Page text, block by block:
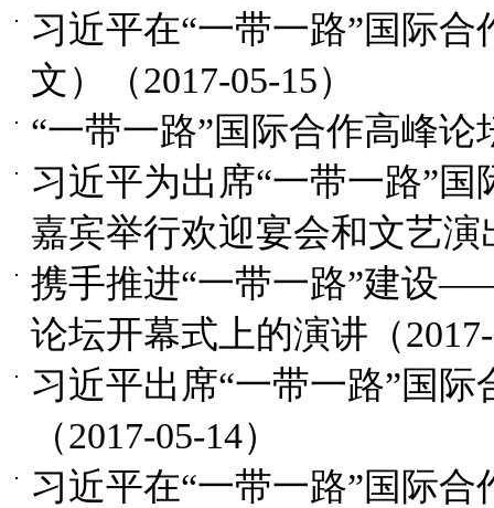
习近平在“一带一路”国际
文）
（2017-05-15）
“一带一路”国际合作高峰论
习近平为出席“一带一路”
嘉宾举行欢迎宴会和文艺演
携手推进“一带一路”建设
论坛开幕式上的演讲 （
习近平出席“一带一路”国
（2017-05-14）
习近平在“一带一路”国际